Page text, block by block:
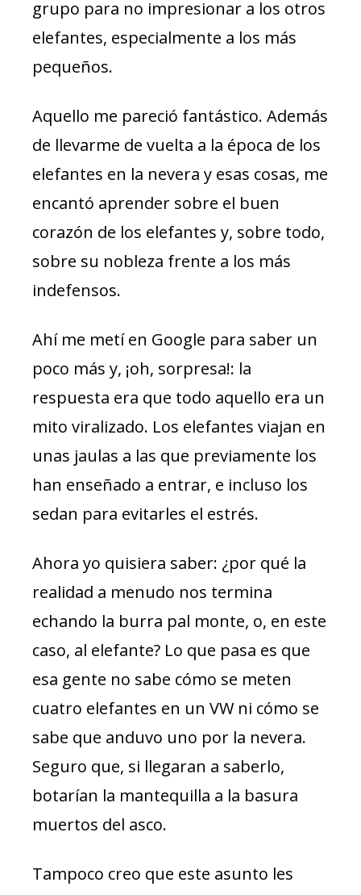
grupo para no impresionar a los otros
elefantes, especialmente a los más
pequeños.
Aquello me pareció fantástico. Además
de llevarme de vuelta a la época de los
elefantes en la nevera y esas cosas, me
encantó aprender sobre el buen
corazón de los elefantes y, sobre todo,
sobre su nobleza frente a los más
indefensos.
Ahí me metí en Google para saber un
poco más y, ¡oh, sorpresa!: la
respuesta era que todo aquello era un
mito viralizado. Los elefantes viajan en
unas jaulas a las que previamente los
han enseñado a entrar, e incluso los
sedan para evitarles el estrés.
Ahora yo quisiera saber: ¿por qué la
realidad a menudo nos termina
echando la burra pal monte, o, en este
caso, al elefante? Lo que pasa es que
esa gente no sabe cómo se meten
cuatro elefantes en un VW ni cómo se
sabe que anduvo uno por la nevera.
Seguro que, si llegaran a saberlo,
botarían la mantequilla a la basura
muertos del asco.
Tampoco creo que este asunto les